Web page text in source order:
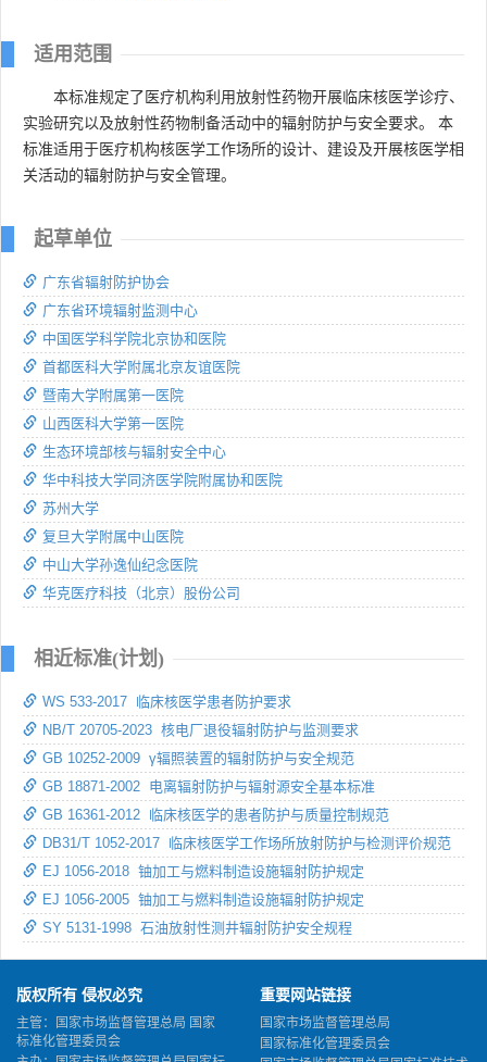
适用范围
本标准规定了医疗机构利用放射性药物开展临床核医学诊疗、
实验研究以及放射性药物制备活动中的辐射防护与安全要求。 本
标准适用于医疗机构核医学工作场所的设计、建设及开展核医学相
关活动的辐射防护与安全管理。
起草单位
广东省辐射防护协会
广东省环境辐射监测中心
中国医学科学院北京协和医院
首都医科大学附属北京友谊医院
暨南大学附属第一医院
山西医科大学第一医院
生态环境部核与辐射安全中心
华中科技大学同济医学院附属协和医院
苏州大学
复旦大学附属中山医院
中山大学孙逸仙纪念医院
华克医疗科技（北京）股份公司
相近标准(计划)
WS 533-2017 临床核医学患者防护要求
NB/T 20705-2023 核电厂退役辐射防护与监测要求
GB 10252-2009 γ辐照装置的辐射防护与安全规范
GB 18871-2002 电离辐射防护与辐射源安全基本标准
GB 16361-2012 临床核医学的患者防护与质量控制规范
DB31/T 1052-2017 临床核医学工作场所放射防护与检测评价规范
EJ 1056-2018 铀加工与燃料制造设施辐射防护规定
EJ 1056-2005 铀加工与燃料制造设施辐射防护规定
SY 5131-1998 石油放射性测井辐射防护安全规程
版权所有 侵权必究
主管：国家市场监督管理总局 国家
标准化管理委员会
重要网站链接
国家市场监督管理总局
国家标准化管理委员会